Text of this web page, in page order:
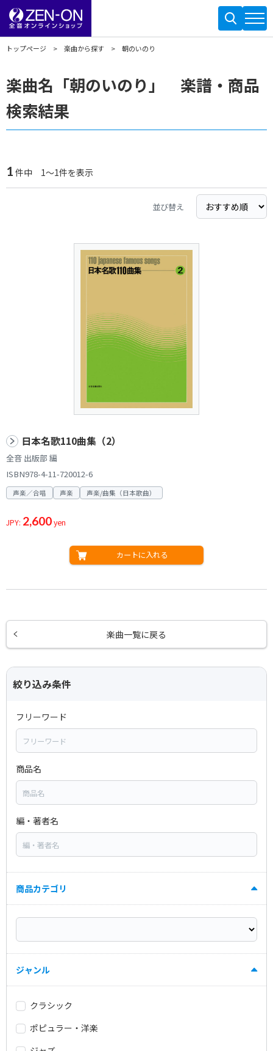
トップページ 楽曲から探す 朝のいのり
楽曲名「朝のいのり」 楽譜・商品
検索結果
1 件中 1～1件を表示
並び替え
日本名歌110曲集（2）
全音 出版部 編
ISBN978-4-11-720012-6
声楽／合唱 声楽 声楽/曲集（日本歌曲）
JPY: 2,600yen
カートに入れる
楽曲一覧に戻る
絞り込み条件
フリーワード
商品名
編・著者名
商品カテゴリ
ジャンル
クラシック
ポピュラー・洋楽